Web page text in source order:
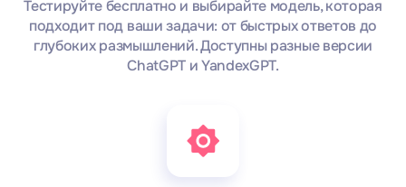
Тестируйте бесплатно и выбирайте модель, которая
подходит под ваши задачи: от быстрых ответов до
глубоких размышлений. Доступны разные версии
ChatGPT и YandexGPT.